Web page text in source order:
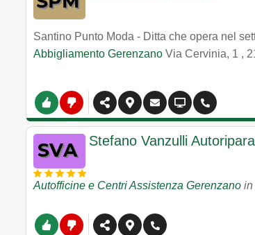
Santino Punto Moda - Ditta che opera nel
Abbigliamento Gerenzano Via Cervinia, 1 ,
Stefano Vanzulli
Autofficine e Centri Assistenza Gerenzano in